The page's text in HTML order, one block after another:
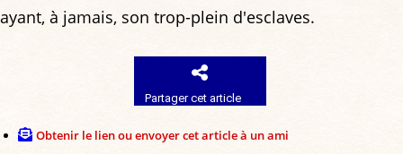
ayant, à jamais, son trop-plein d'esclaves.
Partager cet article
Obtenir le lien ou envoyer cet article à un ami